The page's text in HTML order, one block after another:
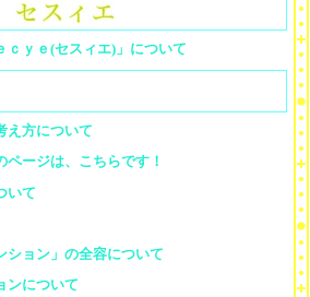
ｃｙｅ(セスィエ)」について
え方について
ージは、こちらです！
いて
ション」の全容について
ンについて